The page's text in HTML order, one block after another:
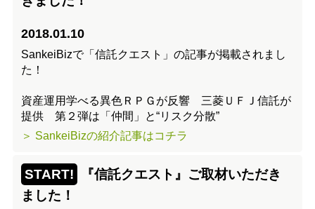
2018.01.10
SankeiBizで「信託クエスト」の記事が掲載されまし
た！
資産運用学べる異色ＲＰＧが反響 三菱ＵＦＪ信託が
提供 第２弾は「仲間」と“リスク分散”
＞ SankeiBizの紹介記事はコチラ
START!
『信託クエスト』ご取材いただき
ました！